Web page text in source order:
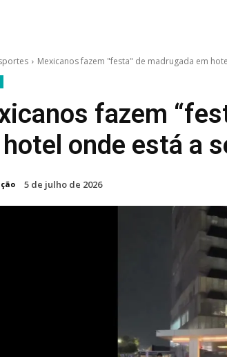
Mexicanos fazem "festa" de madrugada em
fazem
onde está a
5 de julho de 2026